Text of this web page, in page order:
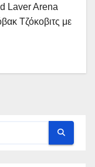
Laver Arena
Τζόκοβιτς με